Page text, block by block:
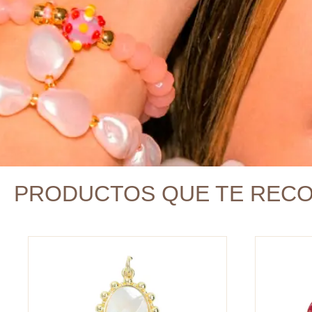
PRODUCTOS QUE TE